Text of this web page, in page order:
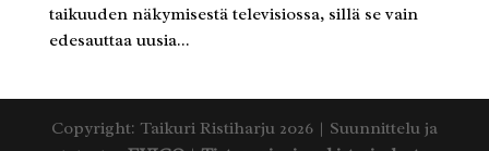
taikuuden näkymisestä televisiossa, sillä se vain
edesauttaa uusia...
Copyright: Taikuri Ristiharju 2026 | Suunnittelu ja